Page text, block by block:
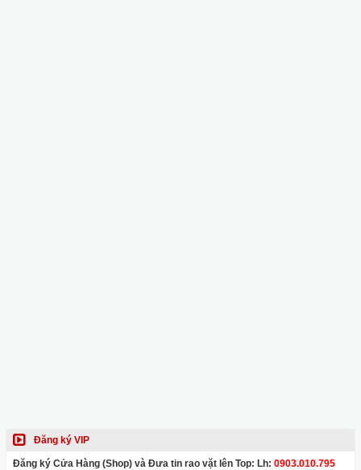
Đăng ký VIP
Đăng ký Cửa Hàng (Shop) và Đưa tin rao vặt lên Top: Lh: 0903.010.795